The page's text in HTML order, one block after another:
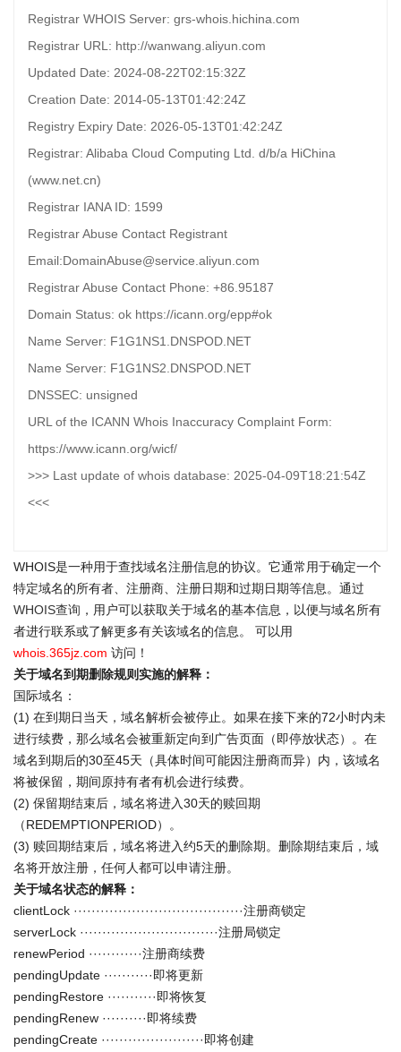
Registrar WHOIS Server: grs-whois.hichina.com
Registrar URL: http://wanwang.aliyun.com
Updated Date: 2024-08-22T02:15:32Z
Creation Date: 2014-05-13T01:42:24Z
Registry Expiry Date: 2026-05-13T01:42:24Z
Registrar: Alibaba Cloud Computing Ltd. d/b/a HiChina
(www.net.cn)
Registrar IANA ID: 1599
Registrar Abuse Contact Registrant
Email:DomainAbuse@service.aliyun.com
Registrar Abuse Contact Phone: +86.95187
Domain Status: ok https://icann.org/epp#ok
Name Server: F1G1NS1.DNSPOD.NET
Name Server: F1G1NS2.DNSPOD.NET
DNSSEC: unsigned
URL of the ICANN Whois Inaccuracy Complaint Form:
https://www.icann.org/wicf/
>>> Last update of whois database: 2025-04-09T18:21:54Z
<<<
WHOIS是一种用于查找域名注册信息的协议。它通常用于确定一个
特定域名的所有者、注册商、注册日期和过期日期等信息。通过
WHOIS查询 ，用户可以获取关于域名的基本信息，以便与域名所有
者进行联系或了解更多有关该域名的信息。 可以用
whois.365jz.com 访问！
关于域名到期删除规则实施的解释：
国际域名：
(1) 在到期日当天，域名解析会被停止。如果在接下来的72小时内未
进行续费，那么域名会被重新定向到广告页面（即停放状态）。在
域名到期后的30至45天（具体时间可能因注册商而异）内，该域名
将被保留，期间原持有者有机会进行续费。
(2) 保留期结束后，域名将进入30天的赎回期
（REDEMPTIONPERIOD）。
(3) 赎回期结束后，域名将进入约5天的删除期。删除期结束后，域
名将开放注册，任何人都可以申请注册。
关于域名状态的解释：
clientLock ······································注册商锁定
serverLock ·······························注册局锁定
renewPeriod ············注册商续费
pendingUpdate ···········即将更新
pendingRestore ···········即将恢复
pendingRenew ··········即将续费
pendingCreate ·······················即将创建